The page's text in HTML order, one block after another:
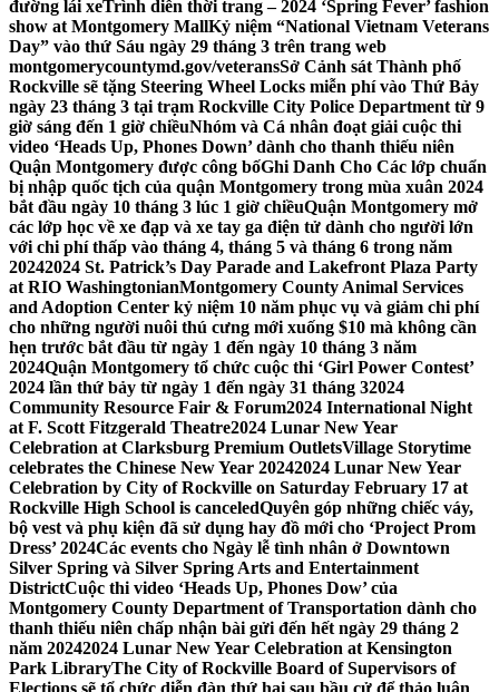
đường lái xeTrình diễn thời trang – 2024 ‘Spring Fever’ fashion
show at Montgomery MallKỷ niệm “National Vietnam Veterans
Day” vào thứ Sáu ngày 29 tháng 3 trên trang web
montgomerycountymd.gov/veteransSở Cảnh sát Thành phố
Rockville sẽ tặng Steering Wheel Locks miễn phí vào Thứ Bảy
ngày 23 tháng 3 tại trạm Rockville City Police Department từ 9
giờ sáng đến 1 giờ chiềuNhóm và Cá nhân đoạt giải cuộc thi
video ‘Heads Up, Phones Down’ dành cho thanh thiếu niên
Quận Montgomery được công bốGhi Danh Cho Các lớp chuẩn
bị nhập quốc tịch của quận Montgomery trong mùa xuân 2024
bắt đầu ngày 10 tháng 3 lúc 1 giờ chiềuQuận Montgomery mở
các lớp học về xe đạp và xe tay ga điện tử dành cho người lớn
với chi phí thấp vào tháng 4, tháng 5 và tháng 6 trong năm
20242024 St. Patrick’s Day Parade and Lakefront Plaza Party
at RIO WashingtonianMontgomery County Animal Services
and Adoption Center kỷ niệm 10 năm phục vụ và giảm chi phí
cho những người nuôi thú cưng mới xuống $10 mà không cần
hẹn trước bắt đầu từ ngày 1 đến ngày 10 tháng 3 năm
2024Quận Montgomery tổ chức cuộc thi ‘Girl Power Contest’
2024 lần thứ bảy từ ngày 1 đến ngày 31 tháng 32024
Community Resource Fair & Forum2024 International Night
at F. Scott Fitzgerald Theatre2024 Lunar New Year
Celebration at Clarksburg Premium OutletsVillage Storytime
celebrates the Chinese New Year 20242024 Lunar New Year
Celebration by City of Rockville on Saturday February 17 at
Rockville High School is canceledQuyên góp những chiếc váy,
bộ vest và phụ kiện đã sử dụng hay đồ mới cho ‘Project Prom
Dress’ 2024Các events cho Ngày lễ tình nhân ở Downtown
Silver Spring và Silver Spring Arts and Entertainment
DistrictCuộc thi video ‘Heads Up, Phones Dow’ của
Montgomery County Department of Transportation dành cho
thanh thiếu niên chấp nhận bài gửi đến hết ngày 29 tháng 2
năm 20242024 Lunar New Year Celebration at Kensington
Park LibraryThe City of Rockville Board of Supervisors of
Elections sẽ tổ chức diễn đàn thứ hai sau bầu cử để thảo luận